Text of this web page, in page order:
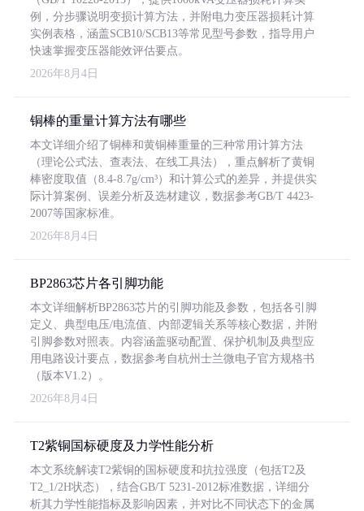
例，分步骤说明变损计算方法，并附电力变压器损耗计算
实例表格，涵盖SCB10/SCB13等常见型号参数，指导用户
快速掌握变压器能效评估要点。
2026年8月4日
铜棒的重量计算方法有哪些
本文详细介绍了铜棒和黄铜棒重量的三种常用计算方法
（理论公式法、查表法、在线工具法），重点解析了黄铜
棒密度取值（8.4-8.7g/cm³）和计算公式的差异，并提供实
际计算案例、误差分析及选材建议，数据参考GB/T 4423-
2007等国家标准。
2026年8月4日
BP2863芯片各引脚功能
本文详细解析BP2863芯片的引脚功能及参数，包括各引脚
定义、典型电压/电流值、内部逻辑关系等核心数据，并附
引脚参数对照表。内容涵盖驱动配置、保护机制及典型应
用电路设计要点，数据参考自杭州士兰微电子官方规格书
（版本V1.2）。
2026年8月4日
T2紫铜国标硬度及力学性能分析
本文系统解读T2紫铜的国标硬度和抗拉强度（包括T2及
T2_1/2H状态），结合GB/T 5231-2012标准数据，详细分
析其力学性能指标及影响因素，并对比不同状态下的金属